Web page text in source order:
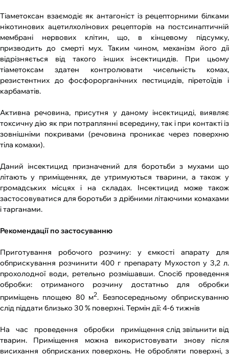
Тіаметоксан взаємодіє як антагоніст iз рецепторними білками
нікотинових ацетилхолінових рецепторів на постсинаптичній
мембрані нервових клітин, що, в кінцевому підсумку,
призводить до смерті мух. Таким чином, механізм його дії
відрізняється від такого інших інсектицидів. При цьому
тіаметоксам здатен контролювати чисельність комах,
резистентних до фосфорорганічних пестицидів, піретоїдів i
карбаматів.
Активна речовина, присутня у даному інсектициді, виявляє
токсичну дію як при потраплянні всередину, так i при контакті із
зовнішніми покривами (речовина проникає через поверхню
тіла комахи).
Даний інсектицид призначений для боротьби з мухами що
літають у приміщеннях, де утримуються тварини, а також у
громадських місцях i на складах. Інсектицид може також
застосовуватися для боротьби з дрібними літаючими комахами
i тарганами.
Рекомендації по застосуванню
Приготування робочого розчину: у ємкості апарату для
обприскування розчинити 400 г препарату Мухостоп у 3,2 л.
прохолодної води, ретельно розмішавши. Cnociб проведення
обробки:
отриманого розчину достатньо для обробки
приміщень площею 80 м2. Безпосередньому обприскуванню
слід піддати близько 30 % поверхні. Термін дії: 4-6 тижнів
На час проведення обробки приміщення слід звільнити від
тварин. Приміщення можна використовувати знову після
висихання обприсканих поверхонь. Не обробляти поверхні, з